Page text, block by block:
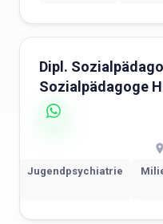
Dipl.
Sozialpädagoge
Jugendpsychiatrie